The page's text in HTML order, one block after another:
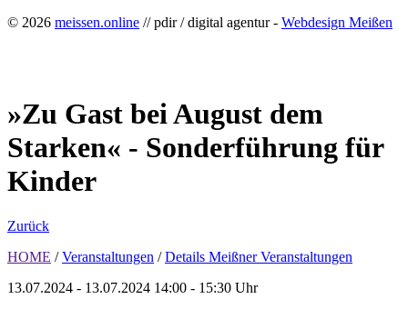
© 2026 meissen.online // pdir / digital agentur - Webdesign Meißen
»Zu Gast bei August dem
Starken« - Sonderführung für
Kinder
Zurück
HOME / Veranstaltungen / Details Meißner Veranstaltungen
13.07.2024 - 13.07.2024 14:00 - 15:30 Uhr